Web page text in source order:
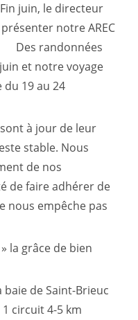
juin, le directeur
notre AREC
Des randonnées
et notre voyage
19 au 24
à jour de leur
stable. Nous
de nos
de faire adhérer de
nous empêche pas
la grâce de bien
de Saint-Brieuc
circuit 4-5 km